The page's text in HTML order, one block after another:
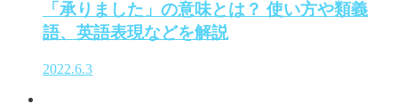
「承りました」の意味とは？ 使い方や類義
語、英語表現などを解説
2022.6.3